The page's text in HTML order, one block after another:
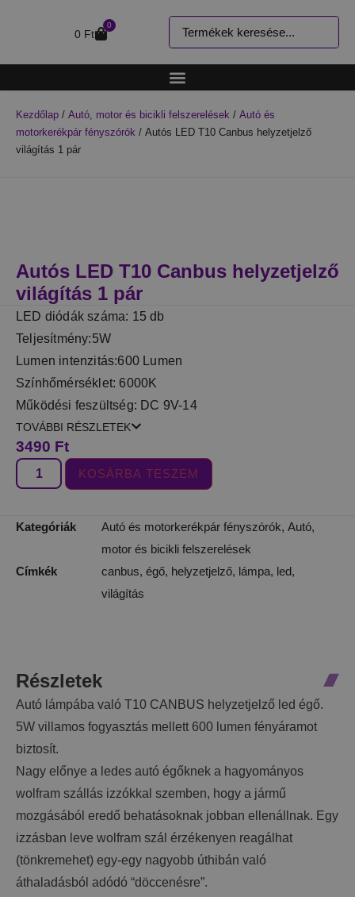
0 Ft
0
Kezdőlap / Autó, motor és bicikli felszerelések / Autó és
motorkerékpár fényszórók / Autós LED T10 Canbus helyzetjelző
világítás 1 pár
Autós LED T10 Canbus helyzetjelző
világítás 1 pár
LED diódák száma: 15 db
Teljesítmény:5W
Lumen intenzitás:600 Lumen
Színhőmérséklet: 6000K
Működési feszültség: DC 9V-14
TOVÁBBI RÉSZLETEK
3490 Ft
KOSÁRBA TESZEM
Kategóriák Autó és motorkerékpár fényszórók, Autó,
motor és bicikli felszerelések
Címkék
canbus, égő, helyzetjelző, lámpa, led,
világítás
Részletek
Autó lámpába való T10 CANBUS helyzetjelző led égő.
5W villamos fogyasztás mellett 600 lumen fényáramot
biztosít.
Nagy előnye a ledes autó égőknek a hagyományos
wolfram szállás izzókkal szemben, hogy a jármű
mozgásából eredő behatásoknak jobban ellenállnak. Egy
izzásban leve wolfram szál érzékenyen reagálhat
(tönkremehet) egy-egy nagyobb úthibán való
áthaladásból adódó “döccenésre”.